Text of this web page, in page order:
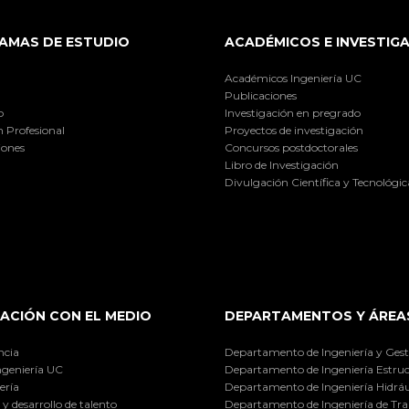
DE ESTUDIO
Profesional
ACADÉMICOS E
Académicos Ingeniería UC
Publicaciones
Investigación en pregrado
Proyectos de investigación
Concursos postdoctorales
Libro de Investigación
Divulgación Científica y
CON EL MEDIO
UC
desarrollo de talento
DEPARTAMENTOS Y
Departamento de Ingeniería y
Departamento de Ingeniería
Departamento de Ingeniería
Departamento de Ingeniería de